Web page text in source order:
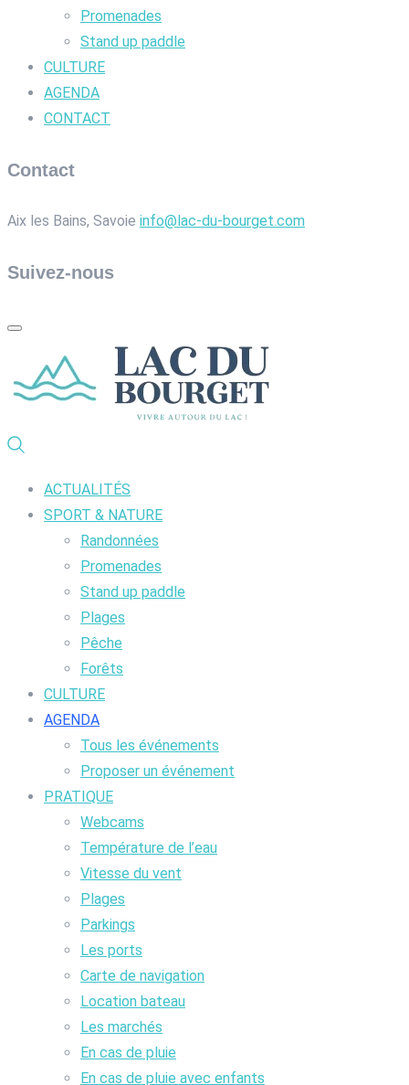
Promenades
Stand up paddle
CULTURE
AGENDA
CONTACT
Contact
Aix les Bains, Savoie info@lac-du-bourget.com
Suivez-nous
ACTUALITÉS
SPORT & NATURE
Randonnées
Promenades
Stand up paddle
Plages
Pêche
Forêts
CULTURE
AGENDA
Tous les événements
Proposer un événement
PRATIQUE
Webcams
Température de l’eau
Vitesse du vent
Plages
Parkings
Les ports
Carte de navigation
Location bateau
Les marchés
En cas de pluie
En cas de pluie avec enfants